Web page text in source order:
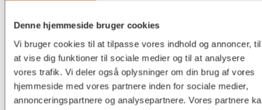
Denne hjemmeside bruger cookies
Vi bruger cookies til at tilpasse vores indhold og annoncer, til
at vise dig funktioner til sociale medier og til at analysere
vores trafik. Vi deler også oplysninger om din brug af vores
hjemmeside med vores partnere inden for sociale medier,
annonceringspartnere og analysepartnere. Vores partnere